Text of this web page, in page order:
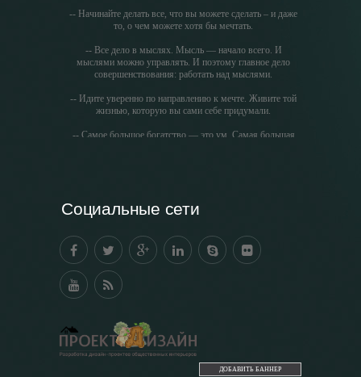
-- Начинайте делать все, что вы можете сделать – и даже
то, о чем можете хотя бы мечтать.
-- Все дело в мыслях. Мысль — начало всего. И
мыслями можно управлять. И поэтому главное дело
совершенствования: работать над мыслями.
-- Идите уверенно по направлению к мечте. Живите той
жизнью, которую вы сами себе придумали.
-- Самое большое богатство — это ум. Самая большая
полезен никому, кроме того, кто его дал.
дают мне.
Социальные сети
ДОБАВИТЬ БАННЕР